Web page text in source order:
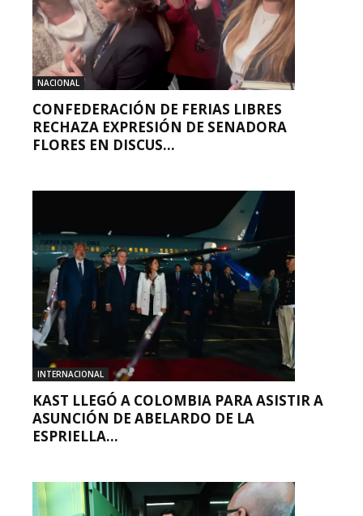
NACIONAL
CONFEDERACIÓN DE FERIAS LIBRES
RECHAZA EXPRESIÓN DE SENADORA
FLORES EN DISCUS...
INTERNACIONAL
KAST LLEGÓ A COLOMBIA PARA ASISTIR A
ASUNCIÓN DE ABELARDO DE LA
ESPRIELLA...